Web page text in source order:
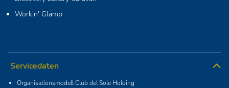
Workin' Glamp
Servicedaten
Organisationsmodell Club del Sole Holding